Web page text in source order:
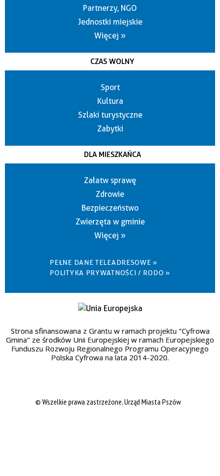
Partnerzy, NGO
Jednostki miejskie
Więcej »
CZAS WOLNY
Sport
Kultura
Szlaki turystyczne
Zabytki
DLA MIESZKAŃCA
Załatw sprawę
Zdrowie
Bezpieczeństwo
Zwierzęta w gminie
Więcej »
PEŁNE DANE TELEADRESOWE »
POLITYKA PRYWATNOŚCI / RODO »
Strona sfinansowana z Grantu w ramach projektu "Cyfrowa
Gmina" ze środków Unii Europejskiej w ramach Europejskiego
Funduszu Rozwoju Regionalnego Programu Operacyjnego
Polska Cyfrowa na lata 2014-2020.
© Wszelkie prawa zastrzeżone, Urząd Miasta Pszów